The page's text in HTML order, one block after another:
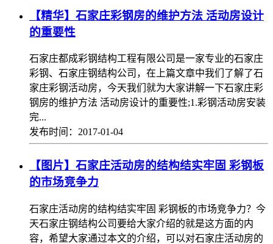
【精华】石家庄彩钢房的维护方法 活动房设计
的重要性
石家庄都成彩钢结构工程有限公司是一家专业的石家庄
彩钢、石家庄钢结构公司，在上篇文章中我们了解了石
家庄彩钢活动房，今天我们就为大家讲解一下石家庄彩
钢房的维护方法 活动房设计的重要性;1.彩钢活动房安装
完...
发布时间：2017-01-04
【图片】石家庄活动房的结构结实牢固 彩钢板
的市场竞争力
石家庄活动房的结构结实牢固 彩钢板的市场竞争力？今
天石家庄钢结构公司要给大家介绍的就是这方面的内
容，希望大家通过本文的介绍，可以对石家庄活动房的